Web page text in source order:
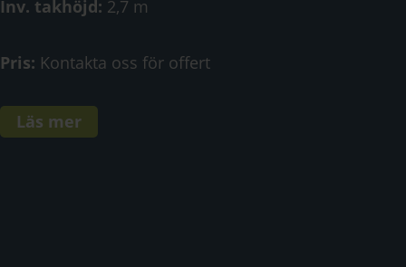
Inv. takhöjd: 2,7 m
Pris: Kontakta oss för offert
Läs mer